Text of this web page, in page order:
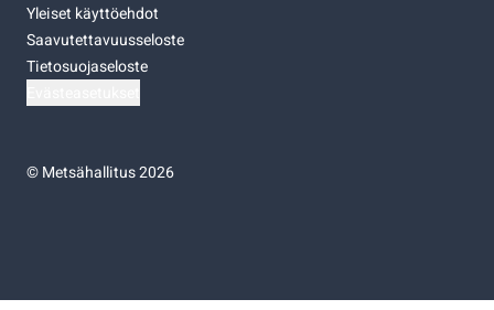
Yleiset käyttöehdot
Saavutettavuusseloste
Tietosuojaseloste
©Metsähallitus 2026